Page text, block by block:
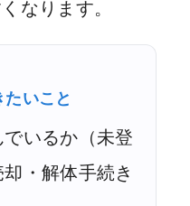
なります。
いこと
いるか（未登
・解体手続き